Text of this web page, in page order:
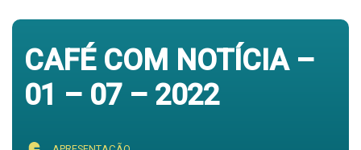
CAFÉ COM NOTÍCIA –
01 – 07 – 2022